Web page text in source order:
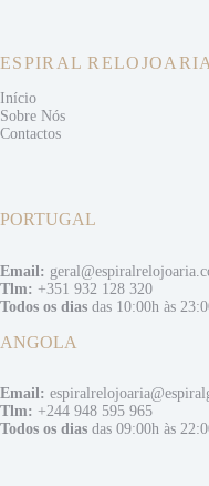
ESPIRAL RELOJOARIA
Início
Sobre Nós
Contactos
PORTUGAL
Email:
Tlm: +351 932 128 320
Todos os dias das 10:00h às
ANGOLA
Email:
Tlm: +244 948 595 965
Todos os dias das 09:00h às